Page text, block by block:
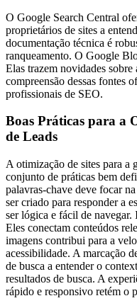
O Google Search Central
proprietários de sites a
documentação técnica é
ranqueamento. O Google
Elas trazem novidades
compreensão dessas fontes
profissionais de SEO.
Boas Práticas para a
de Leads
A otimização de sites para a
conjunto de práticas bem
palavras-chave deve focar
ser criado para responder a
ser lógica e fácil de
Eles conectam conteúdos
imagens contribui para a
acessibilidade. A marcação
de busca a entender o
resultados de busca. A
rápido e responsivo retém o